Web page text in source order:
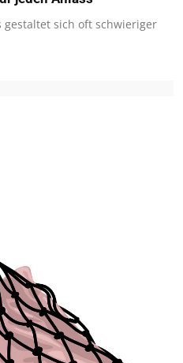
gestaltet sich oft schwieriger